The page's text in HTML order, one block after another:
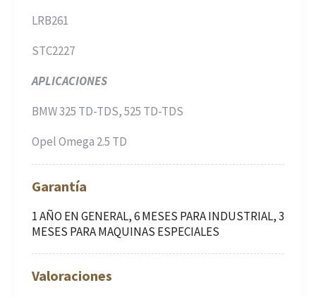
LRB261
STC2227
APLICACIONES
BMW 325 TD-TDS, 525 TD-TDS
Opel Omega 2.5 TD
Garantía
1 AÑO EN GENERAL, 6 MESES PARA INDUSTRIAL, 3
MESES PARA MAQUINAS ESPECIALES
Valoraciones